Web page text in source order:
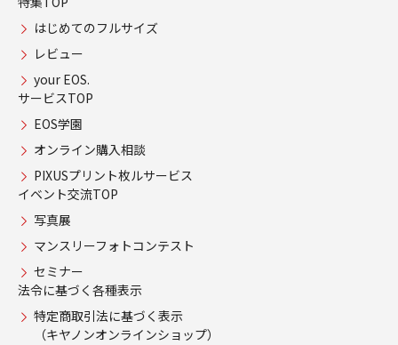
はじめてのフルサイズ
レビュー
your EOS.
サービスTOP
EOS学園
オンライン購入相談
PIXUSプリント枚ルサービス
イベント交流TOP
写真展
マンスリーフォトコンテスト
セミナー
法令に基づく各種表示
特定商取引法に基づく表示
（キヤノンオンラインショップ）